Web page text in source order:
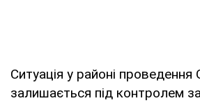
Ситуація у районі
залишається під контролем